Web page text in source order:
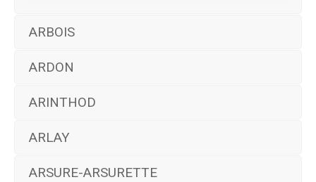
ARBOIS
ARDON
ARINTHOD
ARLAY
ARSURE-ARSURETTE